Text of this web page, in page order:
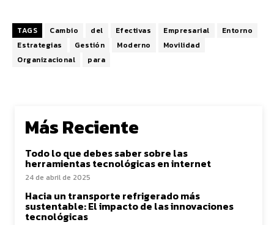
TAGS Cambio del Efectivas Empresarial
Entorno
Estrategias
Gestión Moderno
Movilidad
Organizacional
para
Más Reciente
Todo lo que debes saber sobre las
herramientas tecnológicas en internet
24 de abril de 2025
Hacia un transporte refrigerado más
sustentable: El impacto de las innovaciones
tecnológicas